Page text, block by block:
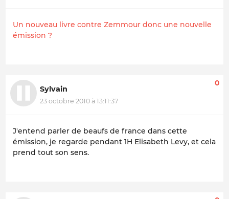
Un nouveau livre contre Zemmour donc une nouvelle
émission ?
Sylvain
23 octobre 2010 à 13:11:37
0
J'entend parler de beaufs de france dans cette
émission, je regarde pendant 1H Elisabeth Levy, et cela
prend tout son sens.